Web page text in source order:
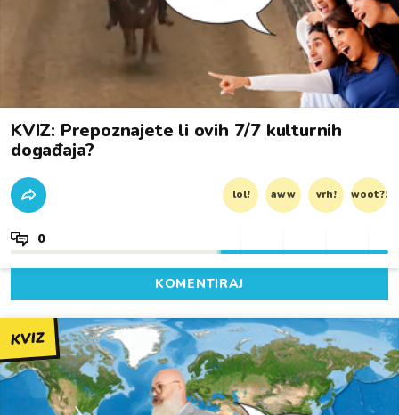
KVIZ: Prepoznajete li ovih 7/7 kulturnih
događaja?
lol! aww vrh! woot?!
0
KOMENTIRAJ
KVIZ